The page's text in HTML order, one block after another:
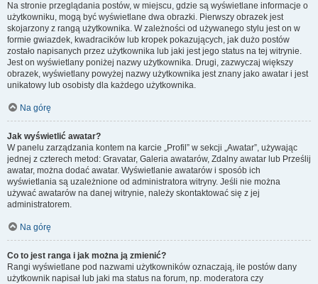
Na stronie przeglądania postów, w miejscu, gdzie są wyświetlane informacje o
użytkowniku, mogą być wyświetlane dwa obrazki. Pierwszy obrazek jest
skojarzony z rangą użytkownika. W zależności od używanego stylu jest on w
formie gwiazdek, kwadracików lub kropek pokazujących, jak dużo postów
zostało napisanych przez użytkownika lub jaki jest jego status na tej witrynie.
Jest on wyświetlany poniżej nazwy użytkownika. Drugi, zazwyczaj większy
obrazek, wyświetlany powyżej nazwy użytkownika jest znany jako awatar i jest
unikatowy lub osobisty dla każdego użytkownika.
Na górę
Jak wyświetlić awatar?
W panelu zarządzania kontem na karcie „Profil” w sekcji „Awatar”, używając
jednej z czterech metod: Gravatar, Galeria awatarów, Zdalny awatar lub Prześlij
awatar, można dodać awatar. Wyświetlanie awatarów i sposób ich
wyświetlania są uzależnione od administratora witryny. Jeśli nie można
używać awatarów na danej witrynie, należy skontaktować się z jej
administratorem.
Na górę
Co to jest ranga i jak można ją zmienić?
Rangi wyświetlane pod nazwami użytkowników oznaczają, ile postów dany
użytkownik napisał lub jaki ma status na forum, np. moderatora czy